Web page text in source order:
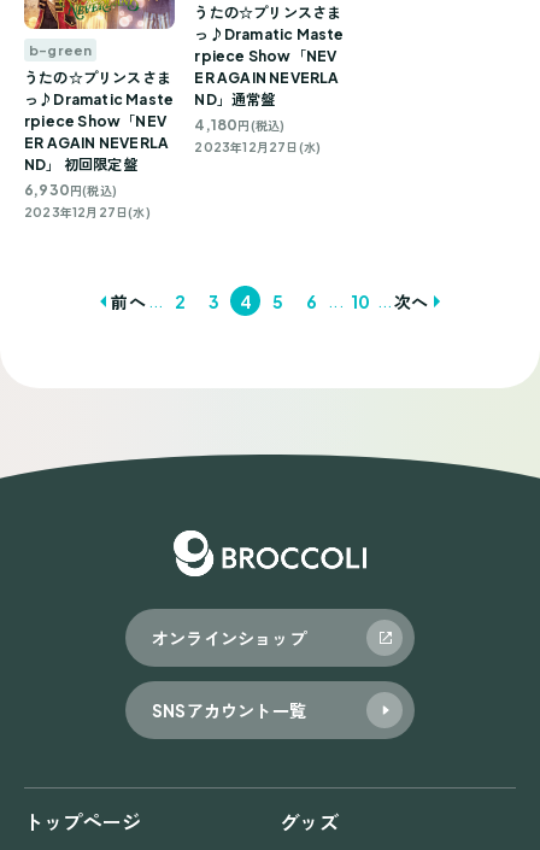
b-green
うたの☆プリンスさま
っ♪Dramatic Maste
rpiece Show「NEV
ER AGAIN NEVERLA
ND」 初回限定盤
6,930円(税込)
2023年12月27日(水)
うたの☆プリンスさま
っ♪Dramatic Maste
rpiece Show「NEV
ER AGAIN NEVERLA
ND」通常盤
4,180 円(税込)
2023年12月27日(水)
ゲ
前へ 2 3 4 5 6 10 次へ
オンラインショップ
SNSアカウント一覧
トップページ グッズ